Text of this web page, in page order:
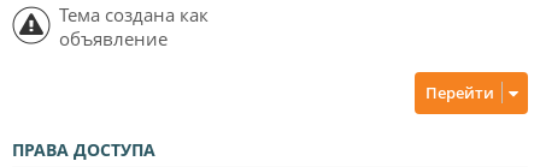
Тема создана как
объявление
Перейти
ПРАВА ДОСТУПА